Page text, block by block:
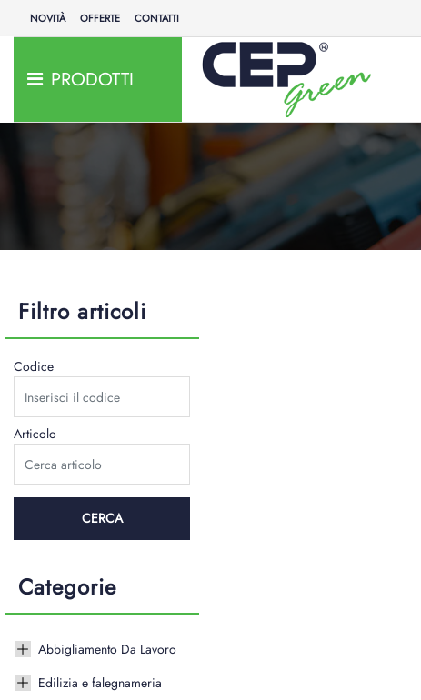
NOVITÀ OFFERTE CONTATTI
PRODOTTI
Filtro articoli
Codice
Articolo
Categorie
Abbigliamento Da Lavoro
Edilizia e falegnameria